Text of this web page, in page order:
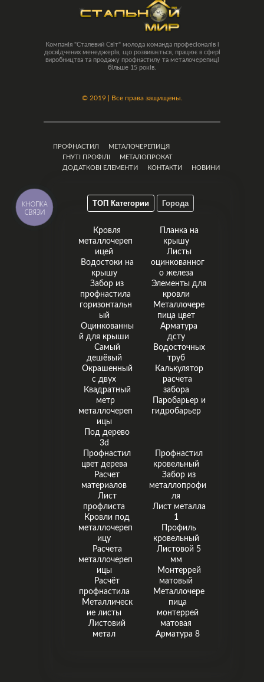
Компанія "Сталевий Світ" молода команда професіоналів і
досвідчених менеджерів, що розвивається, працює в сфері
виробництва та продажу профнастилу та металочерепиці
більше 15 років.
© 2019 | Все права защищены.
ПРОФНАСТИЛ
МЕТАЛОЧЕРЕПИЦЯ
ГНУТІ ПРОФІЛІ
МЕТАЛОПРОКАТ
ДОДАТКОВІ ЕЛЕМЕНТИ
КОНТАКТИ НОВИНИ
ТОП Категории Города
Кровля
металлочереп
ицей
Водостоки на
крышу
Забор из
профнастила
горизонтальн
ый
Оцинкованны
й для крыши
Самый
дешёвый
Окрашенный
с двух
Квадратный
метр
металлочереп
ицы
Под дерево
3d
Планка на
крышу
Листы
оцинкованног
о железа
Элементы для
кровли
Металлочере
пица цвет
Арматура
дсту
Водосточных
труб
Калькулятор
расчета
забора
Паробарьер и
гидробарьер
Профнастил
цвет дерева
Расчет
материалов
Лист
профлиста
Кровли под
металлочереп
ицу
Расчета
металлочереп
ицы
Расчёт
профнастила
Металлическ
ие листы
Листовий
метал
Профнастил
кровельный
Забор из
металлопрофи
ля
Лист металла
1
Профиль
кровельный
Листовой 5
мм
Монтеррей
матовый
Металлочере
пица
монтеррей
матовая
Арматура 8
КНОПКА
СВЯЗИ